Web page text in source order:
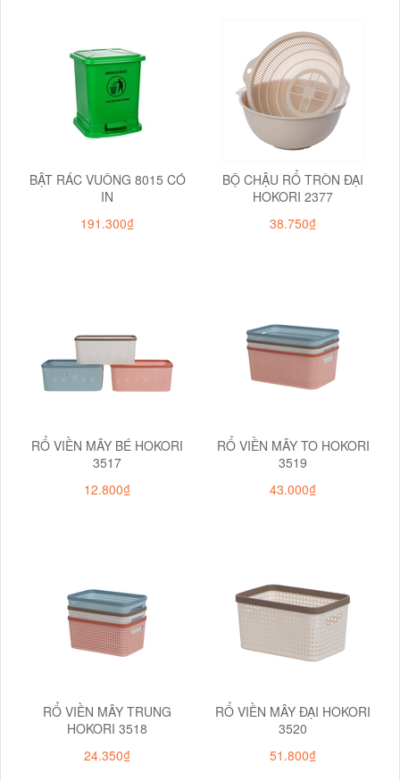
BẬT RÁC VUÔNG 8015 CÓ
IN
191.300₫
BỘ CHẬU RỔ TRÒN ĐẠI
HOKORI 2377
38.750₫
RỔ VIỀN MÂY BÉ HOKORI
3517
12.800₫
RỔ VIỀN MÂY TO HOKORI
3519
43.000₫
RỔ VIỀN MÂY TRUNG
HOKORI 3518
24.350₫
RỔ VIỀN MÂY ĐẠI HOKORI
3520
51.800₫